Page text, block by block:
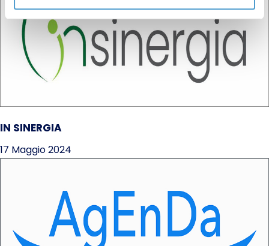
IN SINERGIA
17 Maggio 2024